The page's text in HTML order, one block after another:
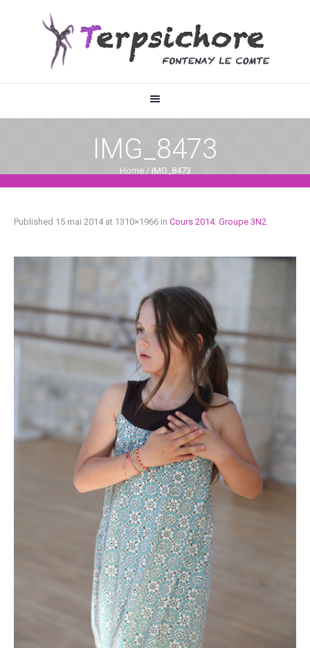
IMG_8473
Home / IMG_8473
Published 15 mai 2014at 1310×1966 in Cours 2014: Groupe 3N2.